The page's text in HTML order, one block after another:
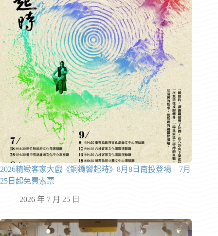
2026精緻客家大戲《銅鑼響起時》8月8日南投登場 7月
25日起免費索票
2026 年 7 月 25 日